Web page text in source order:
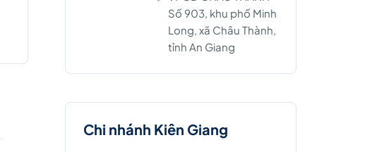
Số 903, khu phố Minh
Long, xã Châu Thành,
tỉnh An Giang
Chi nhánh Kiên Giang